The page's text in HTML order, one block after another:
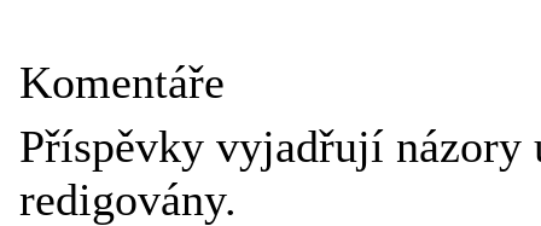
Komentáře
Příspěvky vyjadřují názory
redigovány.